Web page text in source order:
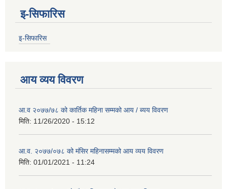
इ-सिफारिस
इ-सिफारिस
आय व्यय विवरण
आ.व २०७७/७८ को कार्तिक महिना सम्मको आय / ब्यय विवरण
मिति: 11/26/2020 - 15:12
आ.व. २०७७/०७८ को मंसिर महिनासम्मको आय व्यय विवरण
मिति: 01/01/2021 - 11:24